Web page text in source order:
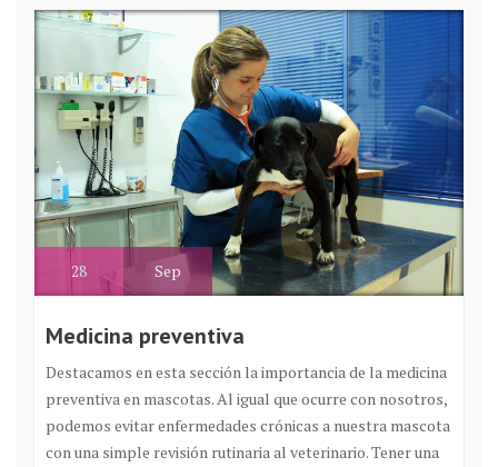
28 Sep
Medicina preventiva
Destacamos en esta sección la importancia de la medicina
preventiva en mascotas. Al igual que ocurre con nosotros,
podemos evitar enfermedades crónicas a nuestra mascota
con una simple revisión rutinaria al veterinario. Tener una